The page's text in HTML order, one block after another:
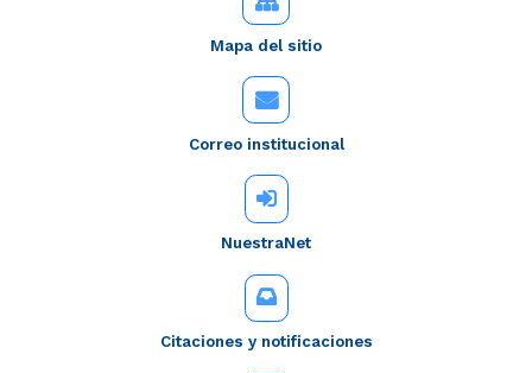
Mapa del sitio
Correo institucional
NuestraNet
Citaciones y notificaciones